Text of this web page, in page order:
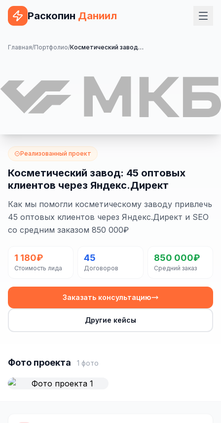
Раскопин Даниил
Услуги
Сайт на 1С-Битрикс
Сайт на WordPress
Сайт на OpenCart
Сайт на ModX
Сайт на Joomla
КОНТЕКСТНАЯ РЕКЛАМА
Яндекс.Директ
myTarget
Яндекс.Маркет
Главная/Портфолио/ Косметический завод: 45 оптовых клиентов через Яндекс.Директ
Реализованный проект
Косметический завод: 45 оптовых
клиентов через Яндекс.Директ
Как мы помогли косметическому заводу привлечь
45 оптовых клиентов через Яндекс.Директ и SEO
со средним заказом 850 000₽
1 180₽
Стоимость лида
45
Договоров
850 000₽
Средний заказ
Заказать консультацию
Другие кейсы
Фото проекта 1 фото